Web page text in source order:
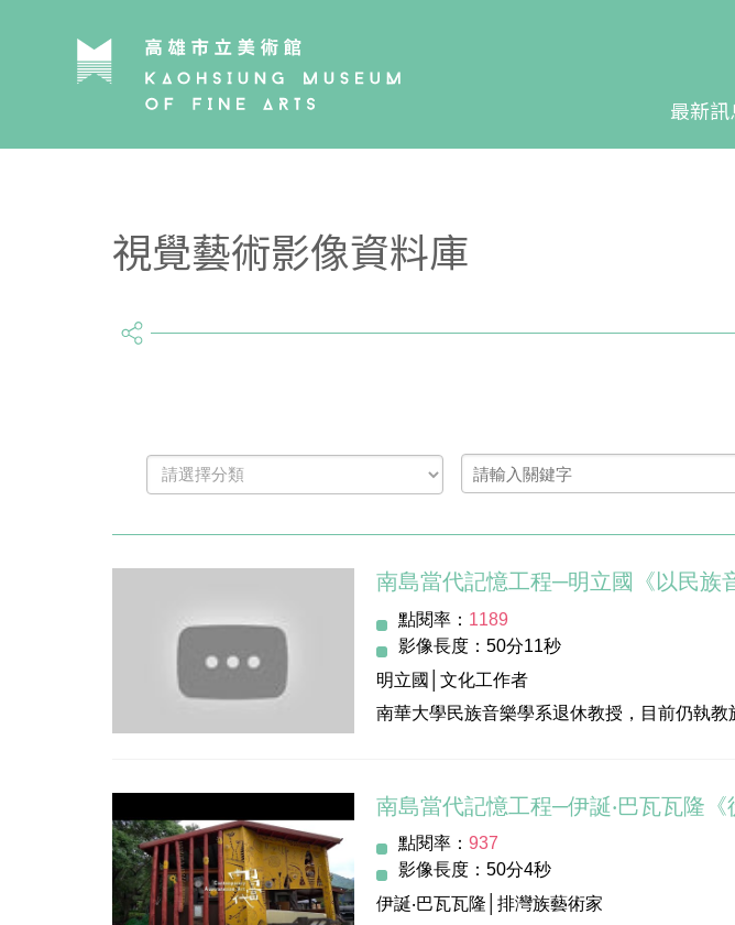
最新訊
視覺藝術影像資料庫
share
南島當代記憶工程─明立國《以民族
點閱率： 1189
影像長度：50分11秒
明立國│文化工作者
南華大學民族音樂學系退休教授，目前仍執
指導單位：文化部
主辦/執行單位：高雄市立美術館
發 行 人：李玉玲
南島當代記憶工程─伊誕‧巴瓦瓦隆
點閱率： 937
影像長度：50分4秒
伊誕‧巴瓦瓦隆│排灣族藝術家